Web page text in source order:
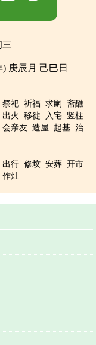
三
庚辰月 己巳日
祭祀 祈福 求嗣
斋醮
出火
移徙 入宅 竖柱
会亲友 造屋 起基 治
出行 修坟 安葬 开市
作灶